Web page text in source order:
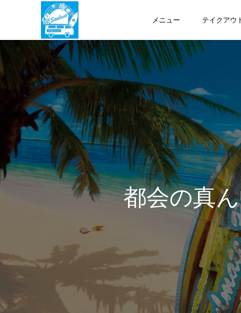
メニュー テイクアウ
都会の真